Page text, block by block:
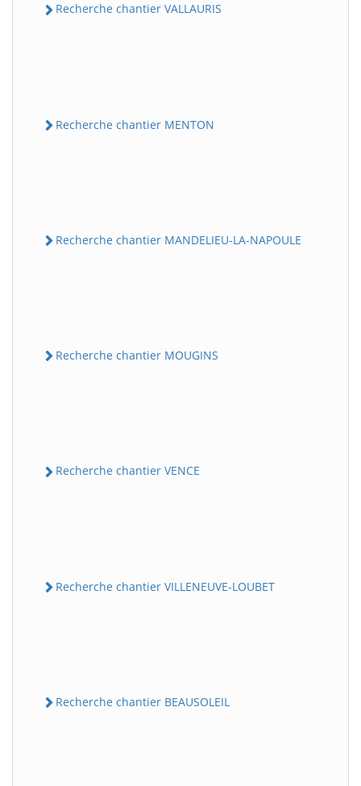
Recherche chantier VALLAURIS
Recherche chantier MENTON
Recherche chantier MANDELIEU-LA-NAPOULE
Recherche chantier MOUGINS
Recherche chantier VENCE
Recherche chantier VILLENEUVE-LOUBET
Recherche chantier BEAUSOLEIL